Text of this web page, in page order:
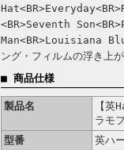
<BR>Seventh
Man<BR>Louisiana
ング・フィルムの浮き上
■ 商品仕様
製品名
【
ラモ
型番
英ハ